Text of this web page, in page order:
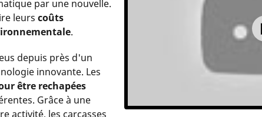
par une nouvelle.
leurs coûts
.
depuis près d'un
innovante. Les
être rechapées
Grâce à une
activité, les carcasses